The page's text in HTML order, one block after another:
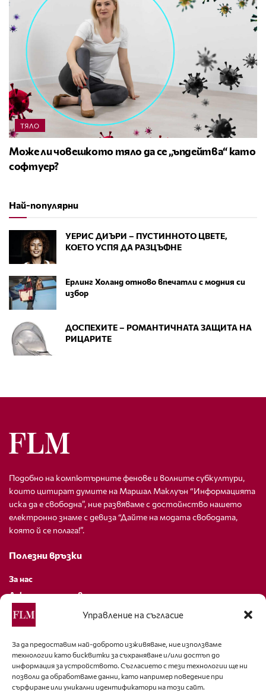
Управление на съгласие
За да предоставим най-доброто изживяване, ние използваме
технологии като бисквитки за съхраняване и/или достъп до
информация за устройството. Съгласието с тези технологии ще ни
позволи да обработваме данни, като например поведение при
сърфиране или уникални идентификатори на този сайт.
ТЯЛО
Може ли човешкото тяло да се „ъпдейтва“ като
софтуер?
Най-популярни
УЕРИС ДИЪРИ – ПУСТИННОТО ЦВЕТЕ,
КОЕТО УСПЯ ДА РАЗЦЪФНЕ
Ерлинг Холанд отново впечатли с модния си
избор
ДОСПЕХИТЕ – РОМАНТИЧНАТА ЗАЩИТА НА
РИЦАРИТЕ
Подобно на компютърните фенове и волните субкултури,
които цитират думите на Маршал Маклуън “Информацията
иска да е свободна”, ние развяваме с достойнство нашето
електронно знаме с девиза “Дайте на модата свободата,
която й се полага!”.
Полезни връзки
За нас
Декларация за поверителност
Политика за бисквитки
За контакти
editor@fashion-lifestyle.net
+359 88 227 33 47